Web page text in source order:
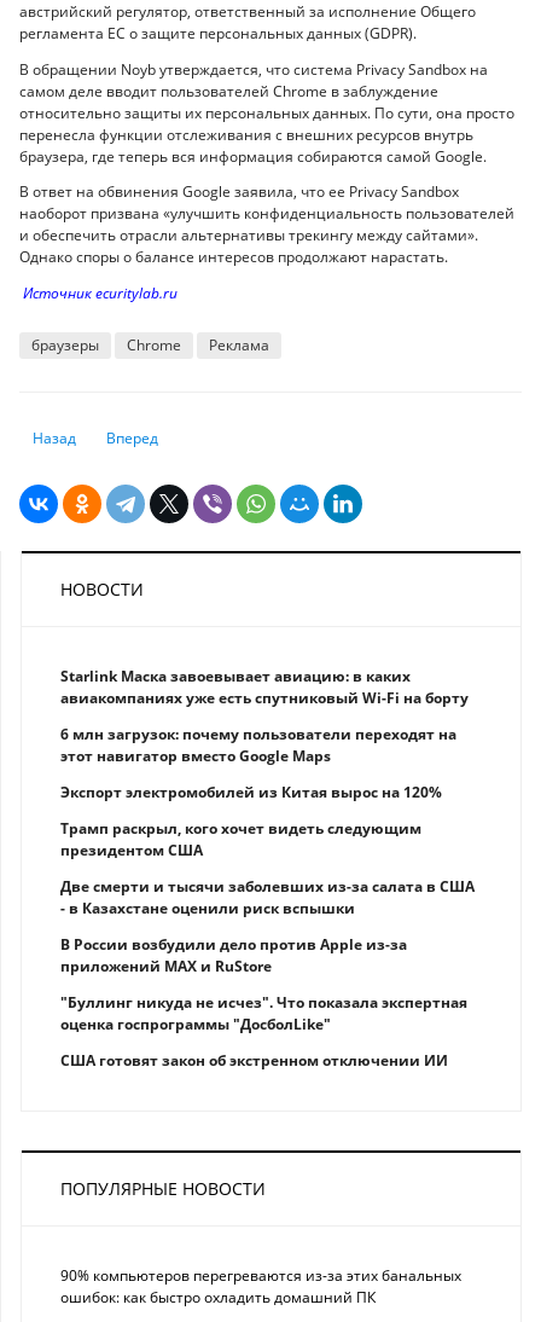
австрийский регулятор, ответственный за исполнение Общего
регламента ЕС о защите персональных данных (GDPR).
В обращении Noyb утверждается, что система Privacy Sandbox на
самом деле вводит пользователей Chrome в заблуждение
относительно защиты их персональных данных. По сути, она просто
перенесла функции отслеживания с внешних ресурсов внутрь
браузера, где теперь вся информация собираются самой Google.
В ответ на обвинения Google заявила, что ее Privacy Sandbox
наоборот призвана «улучшить конфиденциальность пользователей
и обеспечить отрасли альтернативы трекингу между сайтами».
Однако споры о балансе интересов продолжают нарастать.
Источник ecuritylab.ru
браузеры Chrome Реклама
Предыдущий: TIKTAG: новая атака поражает Linux и Google Chrome
Назад Следующий: Специалисты выбрали 5 лучших ноутбуков для
Вперед
НОВОСТИ
Starlink Маска завоевывает авиацию: в каких
авиакомпаниях уже есть спутниковый Wi-Fi на борту
6 млн загрузок: почему пользователи переходят на
этот навигатор вместо Google Maps
Экспорт электромобилей из Китая вырос на 120%
Трамп раскрыл, кого хочет видеть следующим
президентом США
Две смерти и тысячи заболевших из-за салата в США
- в Казахстане оценили риск вспышки
В России возбудили дело против Apple из-за
приложений MAX и RuStore
"Буллинг никуда не исчез". Что показала экспертная
оценка госпрограммы "ДосболLike"
США готовят закон об экстренном отключении ИИ
ПОПУЛЯРНЫЕ НОВОСТИ
90% компьютеров перегреваются из-за этих банальных
ошибок: как быстро охладить домашний ПК